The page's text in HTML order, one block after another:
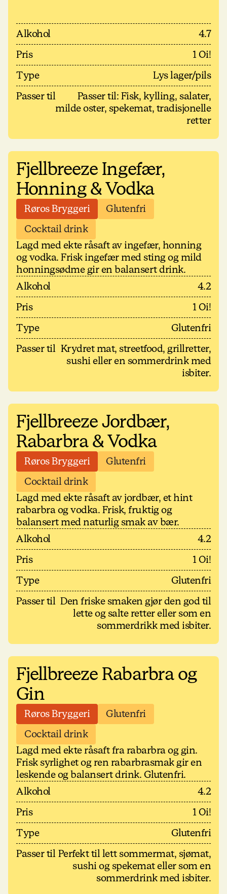
Alkohol
4.7
Pris
1 Oi!
Type
Lys lager/pils
Passer til
Passer til: Fisk, kylling, salater,
milde oster, spekemat, tradisjonelle
retter
Fjellbreeze Ingefær,
Honning & Vodka
Røros Bryggeri
Glutenfri
Cocktail drink
Lagd med ekte råsaft av ingefær, honning
og vodka. Frisk ingefær med sting og mild
honningsødme gir en balansert drink.
Alkohol
4.2
Pris
1 Oi!
Type
Glutenfri
Passer til Krydret mat, streetfood, grillretter,
sushi eller en sommerdrink med
isbiter.
Fjellbreeze Jordbær,
Rabarbra & Vodka
Røros Bryggeri
Glutenfri
Cocktail drink
Lagd med ekte råsaft av jordbær, et hint
rabarbra og vodka. Frisk, fruktig og
balansert med naturlig smak av bær.
Alkohol
4.2
Pris
1 Oi!
Type
Glutenfri
Passer til Den friske smaken gjør den god til
lette og salte retter eller som en
sommerdrikk med isbiter.
Fjellbreeze Rabarbra og
Gin
Røros Bryggeri
Glutenfri
Cocktail drink
Lagd med ekte råsaft fra rabarbra og gin.
Frisk syrlighet og ren rabarbrasmak gir en
leskende og balansert drink. Glutenfri.
Alkohol
4.2
Pris
1 Oi!
Type
Glutenfri
Passer til Perfekt til lett sommermat, sjømat,
sushi og spekemat eller som en
sommerdrink med isbiter.